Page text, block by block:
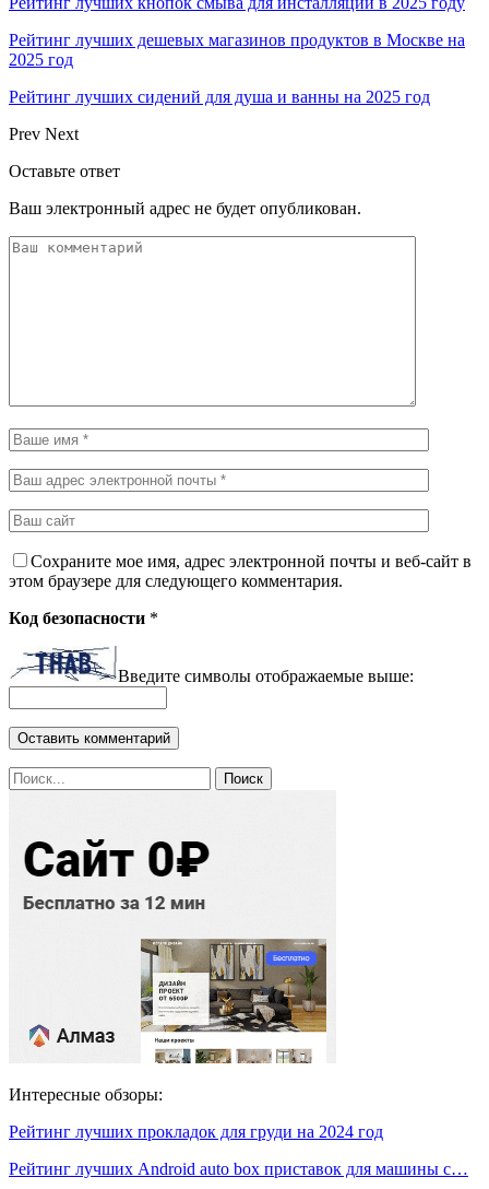
Рейтинг лучших дешевых магазинов продуктов в Москве на
2025 год
Рейтинг лучших сидений для душа и ванны на 2025 год
Prev Next
Оставьте ответ
Ваш электронный адрес не будет опубликован.
Сохраните мое имя, адрес электронной почты и веб-сайт в
этом браузере для следующего комментария.
Код безопасности *
Введите символы отображаемые выше:
Интересные обзоры:
Рейтинг лучших прокладок для груди на 2024 год
Рейтинг лучших Android auto box приставок для машины с…